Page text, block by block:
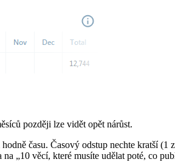
později lze vidět opět nárůst.
času. Časový odstup nechte kratší
„10 věcí, které musíte udělat poté, co